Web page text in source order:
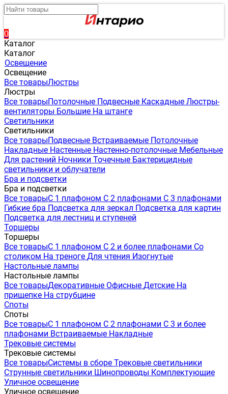
0
Каталог
Каталог
Освещение
Освещение
Все товарыЛюстры
Люстры
Все товарыПотолочные Подвесные Каскадные Люстры-
вентиляторы Большие На штанге
Светильники
Светильники
Все товарыПодвесные Встраиваемые Потолочные
Накладные Настенные Настенно-потолочные Мебельные
Для растений Ночники Точечные Бактерицидные
светильники и облучатели
Бра и подсветки
Бра и подсветки
Все товарыС 1 плафоном С 2 плафонами С 3 плафонами
Гибкие бра Подсветка для зеркал Подсветка для картин
Подсветка для лестниц и ступеней
Торшеры
Торшеры
Все товарыС 1 плафоном С 2 и более плафонами Со
столиком На треноге Для чтения Изогнутые
Настольные лампы
Настольные лампы
Все товарыДекоративные Офисные Детские На
прищепке На струбцине
Споты
Споты
Все товарыС 1 плафоном С 2 плафонами С 3 и более
плафонами Встраиваемые Накладные
Трековые системы
Трековые системы
Все товарыСистемы в сборе Трековые светильники
Струнные светильники Шинопроводы Комплектующие
Уличное освещение
Уличное освещение